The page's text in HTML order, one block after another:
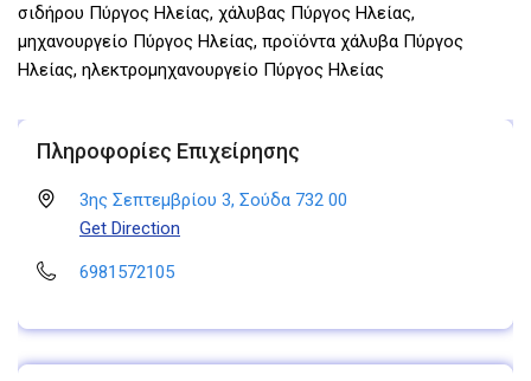
σιδήρου Πύργος Ηλείας, χάλυβας Πύργος Ηλείας,
μηχανουργείο Πύργος Ηλείας, προϊόντα χάλυβα Πύργος
Ηλείας, ηλεκτρομηχανουργείο Πύργος Ηλείας
Πληροφορίες Επιχείρησης
3ης Σεπτεμβρίου 3, Σούδα 732 00
Get Direction
6981572105